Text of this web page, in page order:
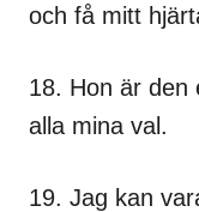
och få mitt
18. Hon är den
alla mina val.
19. Jag kan